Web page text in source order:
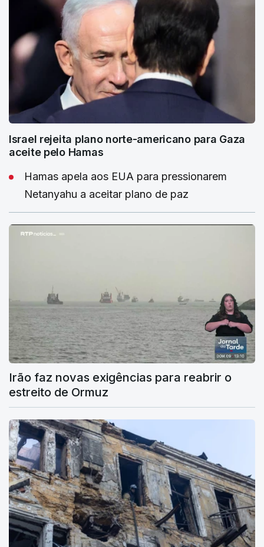
Israel rejeita plano norte-americano para Gaza
aceite pelo Hamas
Hamas apela aos EUA para pressionarem
Netanyahu a aceitar plano de paz
Irão faz novas exigências para reabrir o
estreito de Ormuz